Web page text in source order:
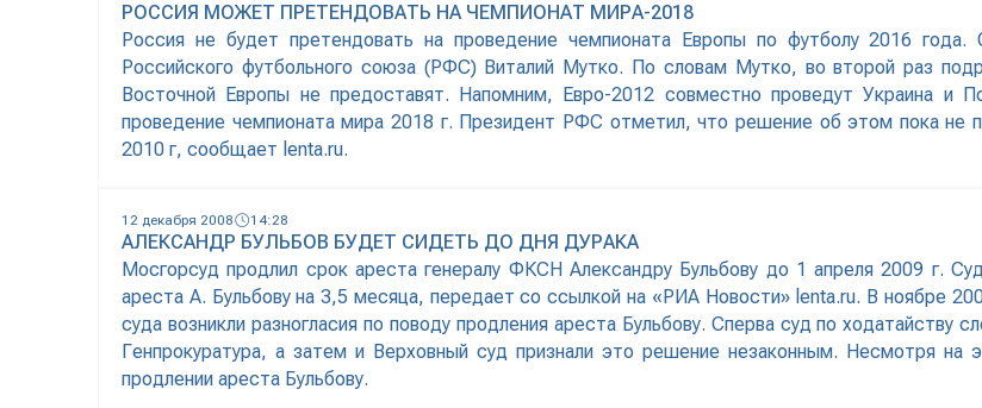
РОССИЯ МОЖЕТ ПРЕТЕНДОВАТЬ НА ЧЕМПИОНАТ МИРА-2018
Россия не будет претендовать на проведение чемпионата Европы по футболу 2016
Российского футбольного союза (РФС) Виталий Мутко. По словам Мутко, во второй раз
Восточной Европы не предоставят. Напомним, Евро-2012 совместно проведут Украина и
проведение чемпионата мира 2018 г. Президент РФС отметил, что решение об этом пока не
2010 г, сообщает lenta.ru.
12 декабря 2008 14:28
АЛЕКСАНДР БУЛЬБОВ БУДЕТ СИДЕТЬ ДО ДНЯ ДУРАКА
Мосгорсуд продлил срок ареста генералу ФКСН Александру Бульбову до 1 апреля 2009 г.
ареста А. Бульбову на 3,5 месяца, передает со ссылкой на «РИА Новости» lenta.ru. В ноябре
суда возникли разногласия по поводу продления ареста Бульбову. Сперва суд по ходатайству
Генпрокуратура, а затем и Верховный суд признали это решение незаконным. Несмотря
продлении ареста Бульбову.